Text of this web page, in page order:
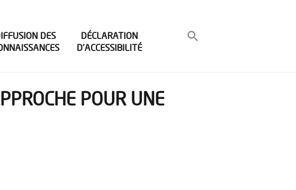
DES
DÉCLARATION
D’ACCESSIBILITÉ
POUR UNE